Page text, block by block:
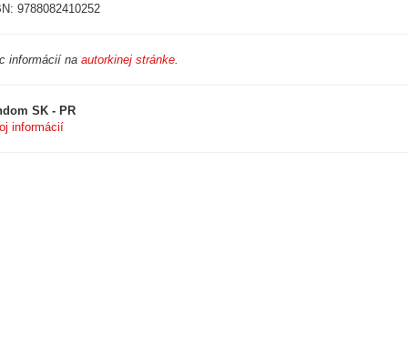
9788082410252
informácií na autorkinej stránke.
SK - PR
informácií